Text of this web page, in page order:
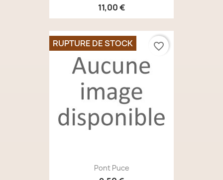
11,00 €
Pont Puce
RUPTURE DE STOCK favorite_border